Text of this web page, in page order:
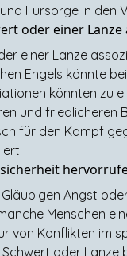
Fürsorge in den
oder einer Lanze
einer Lanze
Engels könnte
könnten zu
und friedlicheren
für den Kampf
Angst
Menschen
Konflikten im
oder